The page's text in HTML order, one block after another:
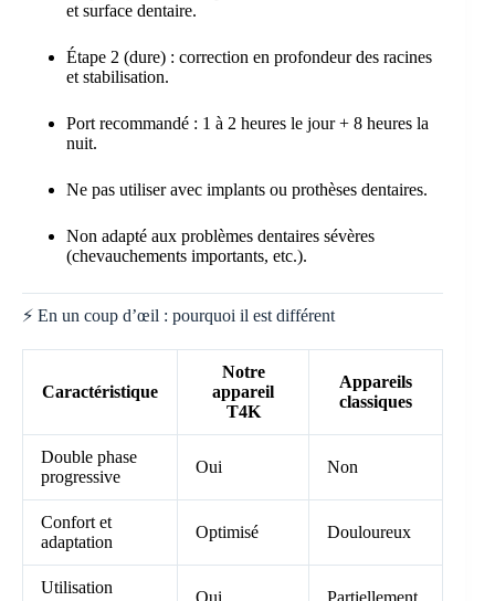
et surface dentaire.
Étape 2 (dure) : correction en profondeur des racines
et stabilisation.
Port recommandé : 1 à 2 heures le jour + 8 heures la
nuit.
Ne pas utiliser avec implants ou prothèses dentaires.
Non adapté aux problèmes dentaires sévères
(chevauchements importants, etc.).
⚡ En un coup d’œil : pourquoi il est différent
Caractéristique
Notre
appareil
T4K
Appareils
classiques
Double phase
progressive
Oui Non
Confort et
adaptation
Optimisé Douloureux
Utilisation
Oui Partiellement